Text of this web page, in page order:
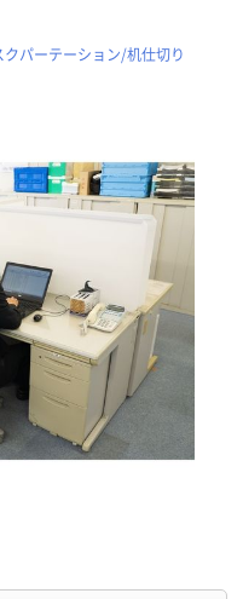
パーテーション/机仕切り